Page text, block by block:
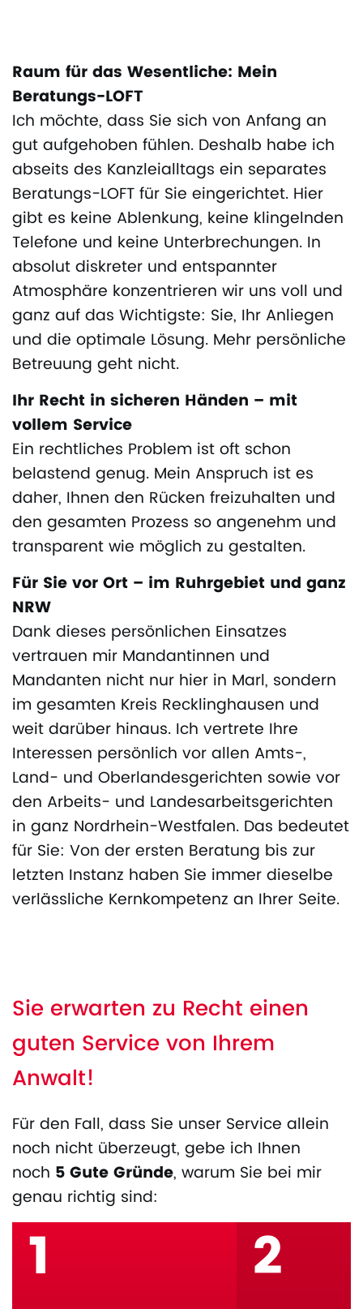
Raum für das Wesentliche: Mein
Beratungs-LOFT
Ich möchte, dass Sie sich von Anfang an
gut aufgehoben fühlen. Deshalb habe ich
abseits des Kanzleialltags ein separates
Beratungs-LOFT für Sie eingerichtet. Hier
gibt es keine Ablenkung, keine klingelnden
Telefone und keine Unterbrechungen. In
absolut diskreter und entspannter
Atmosphäre konzentrieren wir uns voll und
ganz auf das Wichtigste: Sie, Ihr Anliegen
und die optimale Lösung. Mehr persönliche
Betreuung geht nicht.
Ihr Recht in sicheren Händen – mit
vollem Service
Ein rechtliches Problem ist oft schon
belastend genug. Mein Anspruch ist es
daher, Ihnen den Rücken freizuhalten und
den gesamten Prozess so angenehm und
transparent wie möglich zu gestalten.
Für Sie vor Ort – im Ruhrgebiet und ganz
NRW
Dank dieses persönlichen Einsatzes
vertrauen mir Mandantinnen und
Mandanten nicht nur hier in Marl, sondern
im gesamten Kreis Recklinghausen und
weit darüber hinaus. Ich vertrete Ihre
Interessen persönlich vor allen Amts-,
Land- und Oberlandesgerichten sowie vor
den Arbeits- und Landesarbeitsgerichten
in ganz Nordrhein-Westfalen. Das bedeutet
für Sie: Von der ersten Beratung bis zur
letzten Instanz haben Sie immer dieselbe
verlässliche Kernkompetenz an Ihrer Seite.
Sie erwarten zu Recht einen
guten Service von Ihrem
Anwalt!
Für den Fall, dass Sie unser Service allein
noch nicht überzeugt, gebe ich Ihnen
noch 5 Gute Gründe, warum Sie bei mir
genau richtig sind:
1 2